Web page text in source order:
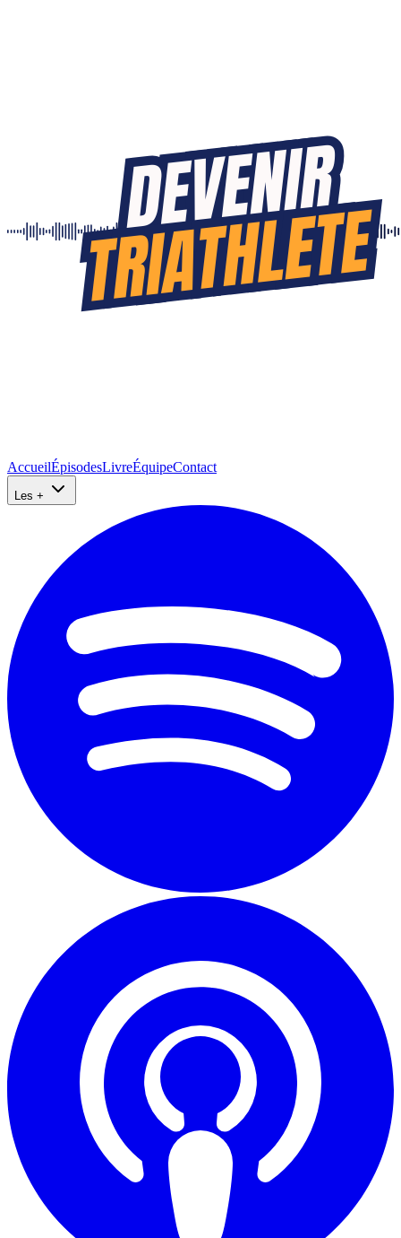
AccueilÉpisodesLivreÉquipeContact
Les +